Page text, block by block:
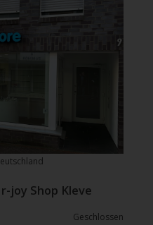
joy Shop Kleve
Geschlossen